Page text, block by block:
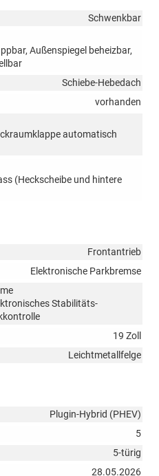
Schwenkbar
Außenspiegel beheizbar,
Schiebe-Hebedach
vorhanden
automatisch
(Heckscheibe und hintere
Frontantrieb
Elektronische Parkbremse
Stabilitäts-
19 Zoll
Leichtmetallfelge
Plugin-Hybrid (PHEV)
5
5-türig
28.05.2026